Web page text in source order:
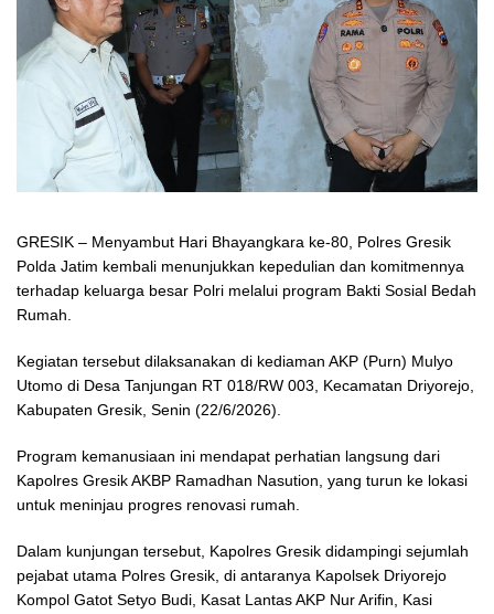
GRESIK – Menyambut Hari Bhayangkara ke-80, Polres Gresik
Polda Jatim kembali menunjukkan kepedulian dan komitmennya
terhadap keluarga besar Polri melalui program Bakti Sosial Bedah
Rumah.
Kegiatan tersebut dilaksanakan di kediaman AKP (Purn) Mulyo
Utomo di Desa Tanjungan RT 018/RW 003, Kecamatan Driyorejo,
Kabupaten Gresik, Senin (22/6/2026).
Program kemanusiaan ini mendapat perhatian langsung dari
Kapolres Gresik AKBP Ramadhan Nasution, yang turun ke lokasi
untuk meninjau progres renovasi rumah.
Dalam kunjungan tersebut, Kapolres Gresik didampingi sejumlah
pejabat utama Polres Gresik, di antaranya Kapolsek Driyorejo
Kompol Gatot Setyo Budi, Kasat Lantas AKP Nur Arifin, Kasi